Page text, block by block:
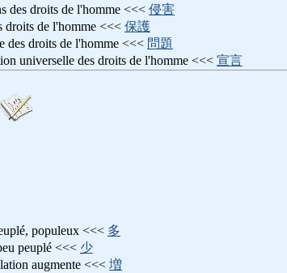
droits de l'homme <<< 侵害
de l'homme <<< 保護
droits de l'homme <<< 問題
universelle des droits de l'homme <<< 宣言
populeux <<< 多
peuplé <<< 少
augmente <<< 増